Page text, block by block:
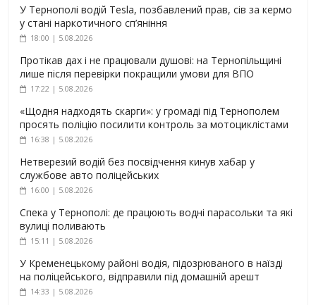
У Тернополі водій Tesla, позбавлений прав, сів за кермо
у стані наркотичного сп’яніння
18:00 | 5.08.2026
Протікав дах і не працювали душові: на Тернопільщині
лише після перевірки покращили умови для ВПО
17:22 | 5.08.2026
«Щодня надходять скарги»: у громаді під Тернополем
просять поліцію посилити контроль за мотоциклістами
16:38 | 5.08.2026
Нетверезий водій без посвідчення кинув хабар у
службове авто поліцейських
16:00 | 5.08.2026
Спека у Тернополі: де працюють водні парасольки та які
вулиці поливають
15:11 | 5.08.2026
У Кременецькому районі водія, підозрюваного в наїзді
на поліцейського, відправили під домашній арешт
14:33 | 5.08.2026